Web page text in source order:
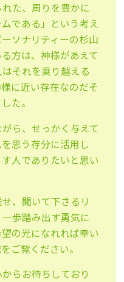
た、周りを豊かに
である」という考え
ソナリティーの杉山
方は、神様があえて
それを乗り越える
に近い存在なのだそ
た。
ら、せっかく与えて
思う存分に活用し
人でありたいと思い
、聞いて下さるリ
歩踏み出す勇気に
の光になれれば幸い
ご覧ください。
らお待ちしており